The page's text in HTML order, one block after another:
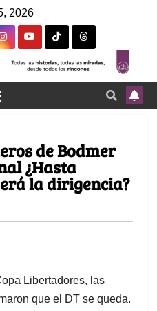
2026
de Bodmer
¿Hasta
la dirigencia?
Libertadores, las
que el DT se queda.